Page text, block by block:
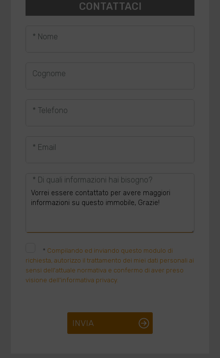
CONTATTACI
* Nome
Cognome
* Telefono
* Email
* Di quali informazioni hai bisogno?
* Compilando ed inviando questo modulo di
richiesta, autorizzo il trattamento dei miei dati personali ai
sensi dell'attuale normativa e confermo di aver preso
visione dell'informativa privacy.
INVIA